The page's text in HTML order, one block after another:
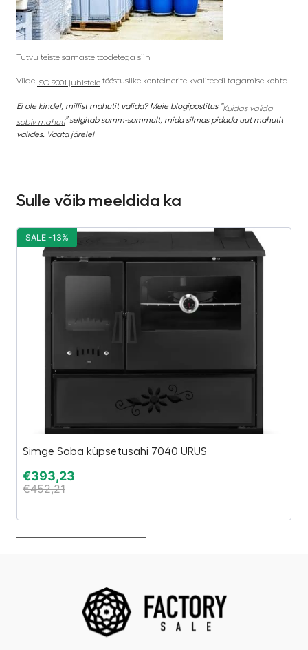
Tutvu teiste sarnaste toodetega siin
Viide ISO 9001 juhistele tööstuslike konteinerite kvaliteedi tagamise kohta
Ei ole kindel, millist mahutit valida? Meie blogipostitus “Kuidas valida
sobiv mahuti” selgitab samm-sammult, mida silmas pidada uut mahutit
valides. Vaata järele!
Sulle võib meeldida ka
Simge Soba küpsetusahi 7040 URUS
€393,23
€452,21
SALE -13%